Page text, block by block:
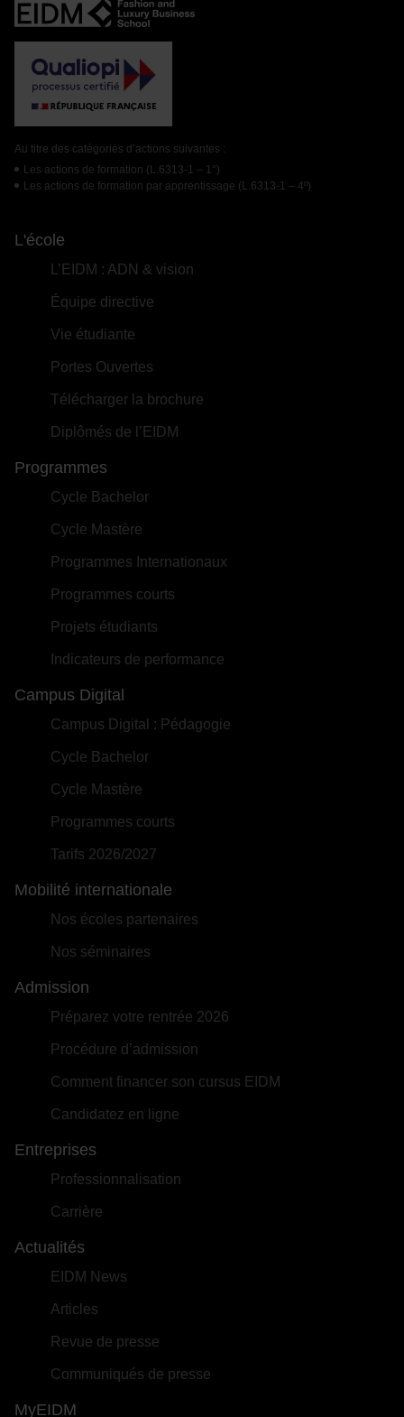
Au titre des catégories d’actions suivantes :
Les actions de formation (L.6313-1 – 1°)
Les actions de formation par apprentissage (L.6313-1 – 4º)
L'école
L’EIDM : ADN & vision
Équipe directive
Vie étudiante
Portes Ouvertes
Télécharger la brochure
Diplômés de l’EIDM
Programmes
Cycle Bachelor
Cycle Mastère
Programmes Internationaux
Programmes courts
Projets étudiants
Indicateurs de performance
Campus Digital
Campus Digital : Pédagogie
Cycle Bachelor
Cycle Mastère
Programmes courts
Tarifs 2026/2027
Mobilité internationale
Nos écoles partenaires
Nos séminaires
Admission
Préparez votre rentrée 2026
Procédure d’admission
Comment financer son cursus EIDM
Candidatez en ligne
Entreprises
Professionnalisation
Carrière
Actualités
EIDM News
Articles
Revue de presse
Communiqués de presse
MyEIDM